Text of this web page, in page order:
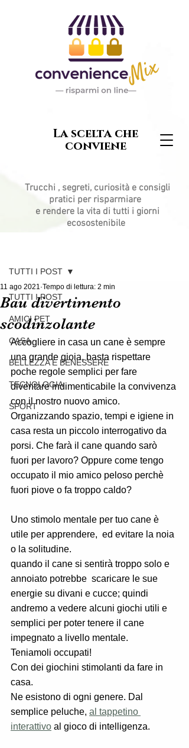
Trucchi , segreti, curiosità e consigli
pratici per risparmiare
e rendere la vita di tutti i giorni
ecosostenibile
La scelta che
conviene
TUTTI I POST
AMICI PET
CASA
BELLEZZA E BENESSERE
TECNOLOGIA
SPORT
TUTTI I POST
Bau divertimento
scodinzolante
11 ago 2021 Tempo di lettura: 2 min
Accogliere in casa un cane è sempre
una grande gioia, basta rispettare
poche regole semplici per fare
diventare indimenticabile la convivenza
con il nostro nuovo amico.
Organizzando spazio, tempi e igiene in
casa resta un piccolo interrogativo da
porsi. Che farà il cane quando sarò
fuori per lavoro? Oppure come tengo
occupato il mio amico peloso perchè
fuori piove o fa troppo caldo?
Uno stimolo mentale per tuo cane è
utile per apprendere,  ed evitare la noia
o la solitudine.
quando il cane si sentirà troppo solo e
annoiato potrebbe  scaricare le sue
energie su divani e cucce; quindi
andremo a vedere alcuni giochi utili e
semplici per poter tenere il cane
impegnato a livello mentale.
Teniamoli occupati!
Con dei giochini stimolanti da fare in
casa.
Ne esistono di ogni genere. Dal
semplice peluche, al tappetino
interattivo al gioco di intelligenza.